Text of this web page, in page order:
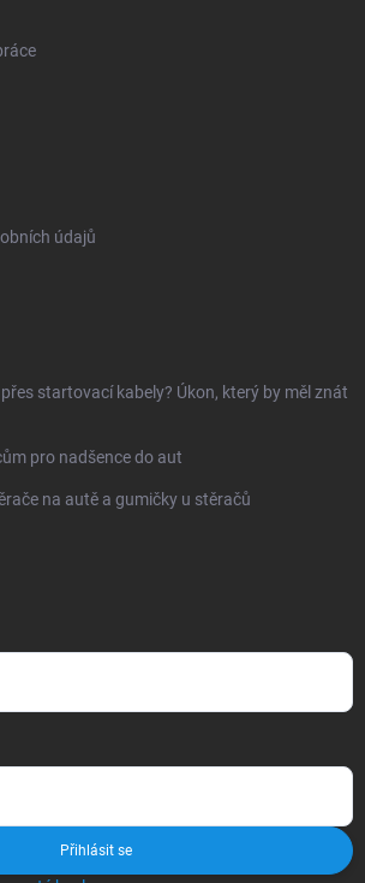
údajů
startovací kabely? Úkon, který by měl znát
pro nadšence do aut
na autě a gumičky u stěračů
Přihlásit se